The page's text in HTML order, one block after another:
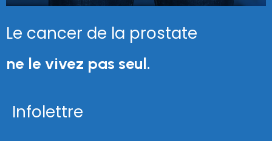
Le cancer de la prostate
ne le vivez pas seul.
Infolettre